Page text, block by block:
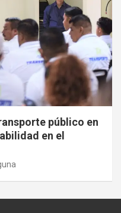
público en
en el